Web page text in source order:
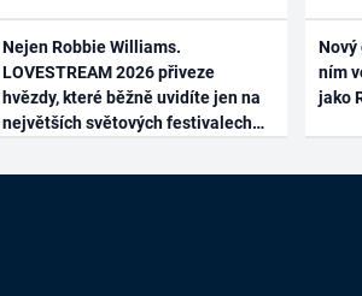
Nejen Robbie Williams.
LOVESTREAM 2026 přiveze
hvězdy, které běžně uvidíte jen na
největších světových festivalech
Nový
ním
jako